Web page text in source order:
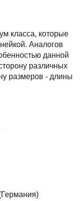
класса, которые
Аналогов
данной
различных
размеров - длины